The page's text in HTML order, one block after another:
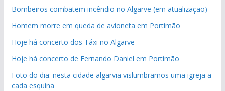
Bombeiros combatem incêndio no Algarve (em atualização)
Homem morre em queda de avioneta em Portimão
Hoje há concerto dos Táxi no Algarve
Hoje há concerto de Fernando Daniel em Portimão
Foto do dia: nesta cidade algarvia vislumbramos uma igreja a
cada esquina